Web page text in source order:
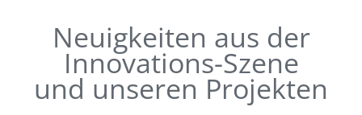
Neuigkeiten aus der
Innovations-Szene
und unseren Projekten